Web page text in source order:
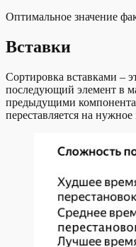
Оптимальное значение
Вставки
Сортировка вставками –
последующий элемент в
предыдущими
переставляется на нужное